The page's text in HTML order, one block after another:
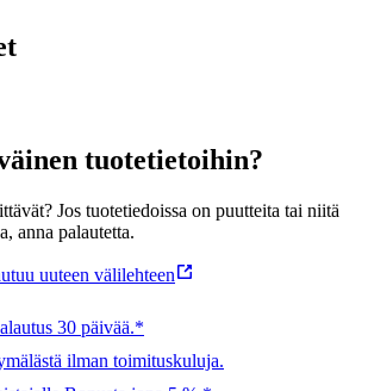
tuotetietoihin?
Jos tuotetiedoissa on puutteita tai niitä
anna palautetta.
uuteen välilehteen
30 päivää.*
ilman toimituskuluja.